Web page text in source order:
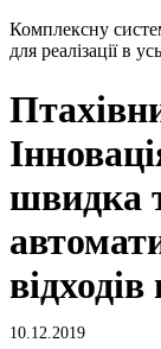
Комплексну
для реалізації в
швидка
10.12.2019